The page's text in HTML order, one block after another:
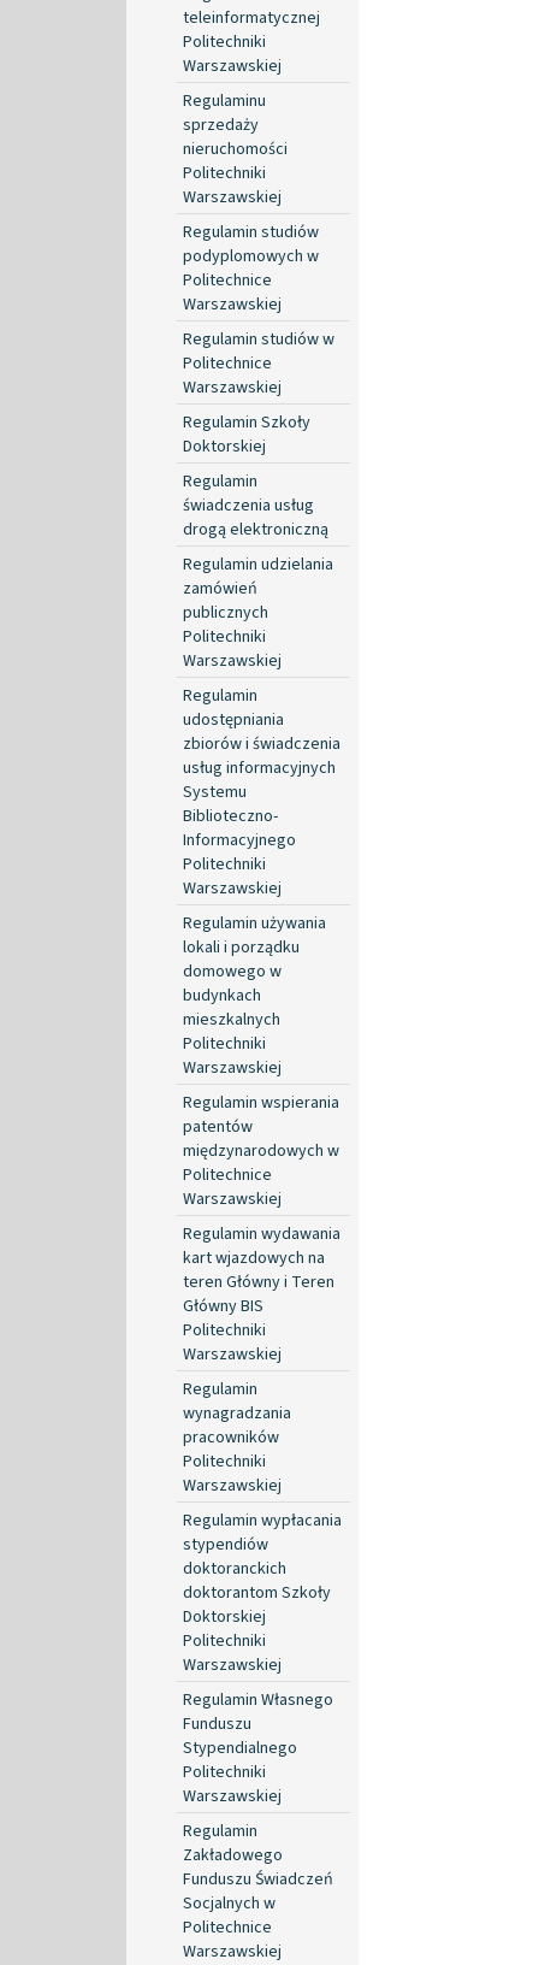
teleinformatycznej
Politechniki
Warszawskiej
Regulaminu
sprzedaży
nieruchomości
Politechniki
Warszawskiej
Regulamin studiów
podyplomowych w
Politechnice
Warszawskiej
Regulamin studiów w
Politechnice
Warszawskiej
Regulamin Szkoły
Doktorskiej
Regulamin
świadczenia usług
drogą elektroniczną
Regulamin udzielania
zamówień
publicznych
Politechniki
Warszawskiej
Regulamin
udostępniania
zbiorów i świadczenia
usług informacyjnych
Systemu
Biblioteczno-
Informacyjnego
Politechniki
Warszawskiej
Regulamin używania
lokali i porządku
domowego w
budynkach
mieszkalnych
Politechniki
Warszawskiej
Regulamin wspierania
patentów
międzynarodowych w
Politechnice
Warszawskiej
Regulamin wydawania
kart wjazdowych na
teren Główny i Teren
Główny BIS
Politechniki
Warszawskiej
Regulamin
wynagradzania
pracowników
Politechniki
Warszawskiej
Regulamin wypłacania
stypendiów
doktoranckich
doktorantom Szkoły
Doktorskiej
Politechniki
Warszawskiej
Regulamin Własnego
Funduszu
Stypendialnego
Politechniki
Warszawskiej
Regulamin
Zakładowego
Funduszu Świadczeń
Socjalnych w
Politechnice
Warszawskiej